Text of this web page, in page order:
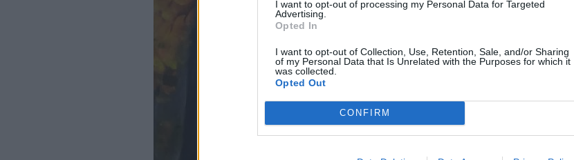
I want to opt-out of processing my Personal Data for Targeted
Advertising.
Opted In
I want to opt-out of Collection, Use, Retention, Sale, and/or Sharing
of my Personal Data that Is Unrelated with the Purposes for which it
was collected.
Opted Out
CONFIRM